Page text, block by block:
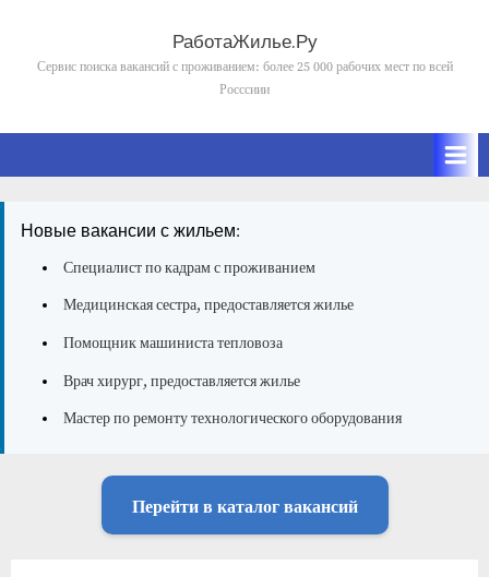
content
РаботаЖилье.Ру
Сервис поиска вакансий с проживанием: более 25 000 рабочих мест по всей
Росссиии
Новые вакансии с жильем:
Специалист по кадрам с проживанием
Медицинская сестра, предоставляется жилье
Помощник машиниста тепловоза
Врач хирург, предоставляется жилье
Мастер по ремонту технологического оборудования
Перейти в каталог вакансий